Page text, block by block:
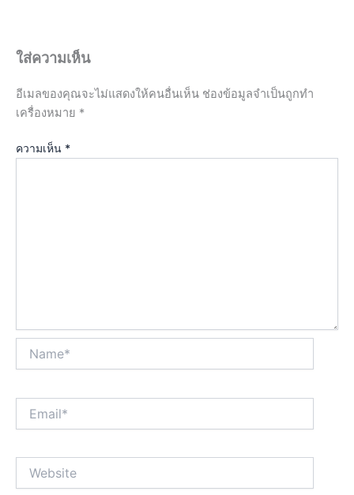
ใส่ความเห็น
อีเมลของคุณจะไม่แสดงให้คนอื่นเห็น ช่องข้อมูลจำเป็นถูกทำ
เครื่องหมาย *
ความเห็น *